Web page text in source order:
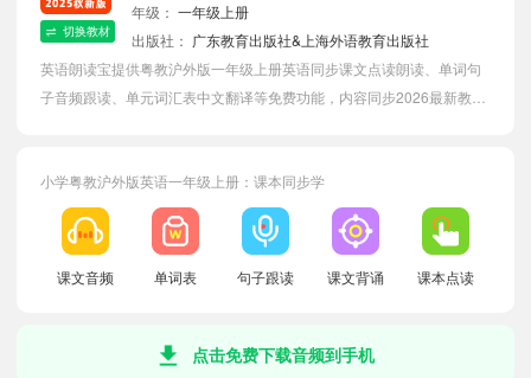
切换教材
年级： 一年级上册
出版社： 广东教育出版社&上海外语教育出版社
英语朗读宝提供粤教沪外版一年级上册英语同步课文点读朗读、单词句
子音频跟读、单元词汇表中文翻译等免费功能，内容同步2026最新教材
小学粤教沪外版英语一年级上册：课本同步学
课文音频 单词表 句子跟读 课文背诵 课本点读
点击免费下载音频到手机